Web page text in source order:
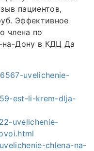
пациентов,
Эффективное
члена по
на-Дону в КДЦ Да
uvelichenie-
est-li-krem-dlja-
uvelichenie-
chlena-na-